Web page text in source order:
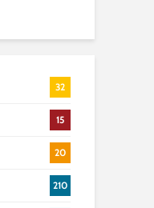
32
15
20
210